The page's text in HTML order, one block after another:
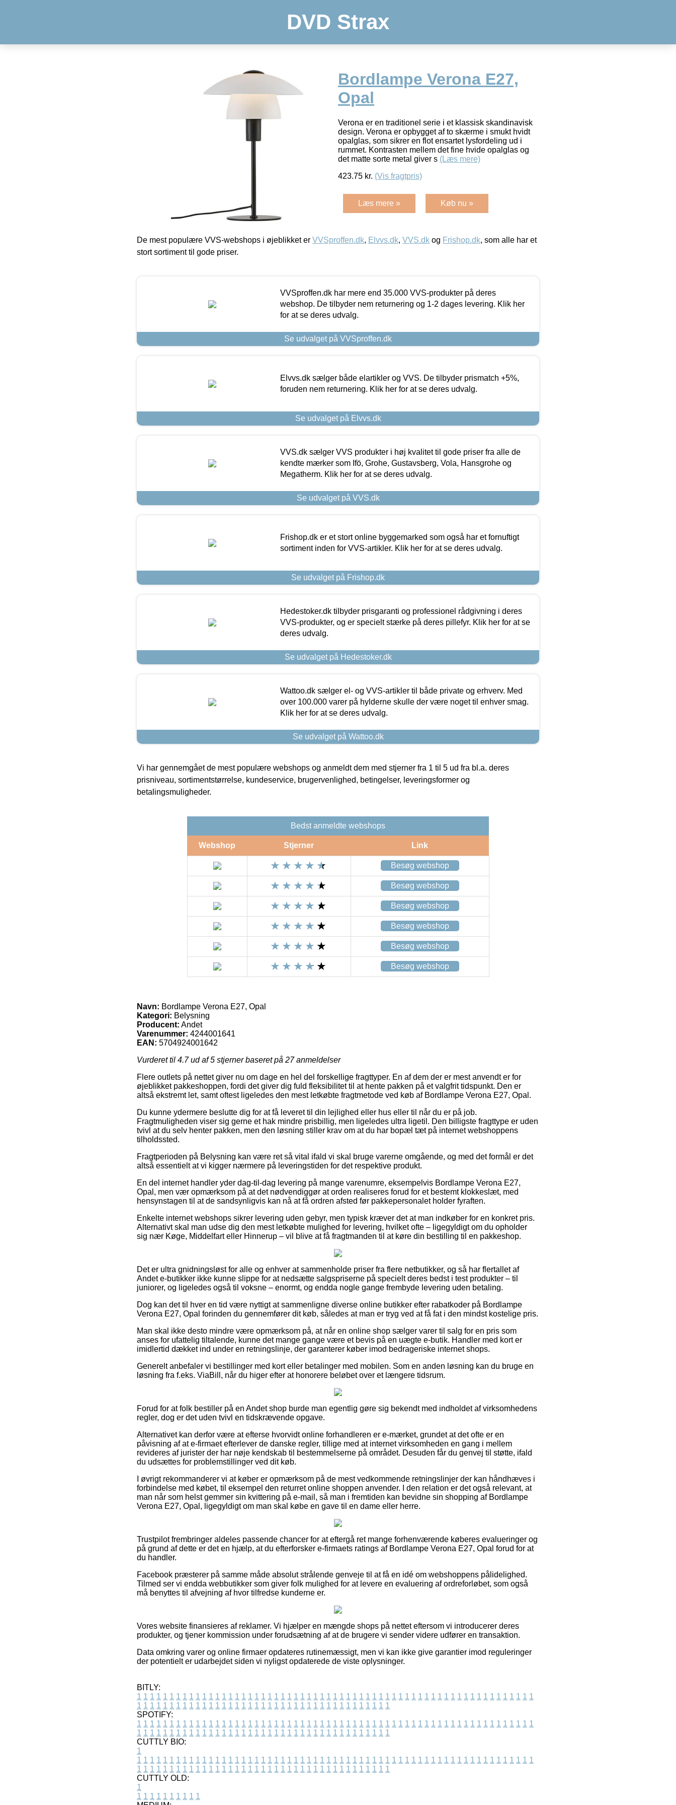
DVD Strax
Bordlampe Verona E27,
Opal
Verona er en traditionel serie i et klassisk skandinavisk
design. Verona er opbygget af to skærme i smukt hvidt
opalglas, som sikrer en flot ensartet lysfordeling ud i
rummet. Kontrasten mellem det fine hvide opalglas og
det matte sorte metal giver s (Læs mere)
423.75 kr. (Vis fragtpris)
Læs mere » Køb nu »
De mest populære VVS-webshops i øjeblikket er VVSproffen.dk, Elvvs.dk, VVS.dk og Frishop.dk, som alle har et
stort sortiment til gode priser.
VVSproffen.dk har mere end 35.000 VVS-produkter på deres
webshop. De tilbyder nem returnering og 1-2 dages levering. Klik her
for at se deres udvalg.
Se udvalget på VVSproffen.dk
Elvvs.dk sælger både elartikler og VVS. De tilbyder prismatch +5%,
foruden nem returnering. Klik her for at se deres udvalg.
Se udvalget på Elvvs.dk
VVS.dk sælger VVS produkter i høj kvalitet til gode priser fra alle de
kendte mærker som Ifö, Grohe, Gustavsberg, Vola, Hansgrohe og
Megatherm. Klik her for at se deres udvalg.
Se udvalget på VVS.dk
Frishop.dk er et stort online byggemarked som også har et fornuftigt
sortiment inden for VVS-artikler. Klik her for at se deres udvalg.
Se udvalget på Frishop.dk
Hedestoker.dk tilbyder prisgaranti og professionel rådgivning i deres
VVS-produkter, og er specielt stærke på deres pillefyr. Klik her for at se
deres udvalg.
Se udvalget på Hedestoker.dk
Wattoo.dk sælger el- og VVS-artikler til både private og erhverv. Med
over 100.000 varer på hylderne skulle der være noget til enhver smag.
Klik her for at se deres udvalg.
Se udvalget på Wattoo.dk
Vi har gennemgået de mest populære webshops og anmeldt dem med stjerner fra 1 til 5 ud fra bl.a. deres
prisniveau, sortimentstørrelse, kundeservice, brugervenlighed, betingelser, leveringsformer og
betalingsmuligheder.
Bedst anmeldte webshops
Webshop Stjerner Link
Besøg webshop
Besøg webshop
Besøg webshop
Besøg webshop
Besøg webshop
Besøg webshop
Navn: Bordlampe Verona E27, Opal
Kategori: Belysning
Producent: Andet
Varenummer: 4244001641
EAN: 5704924001642
Vurderet til 4.7ud af 5 stjerner baseret på 27anmeldelser
Flere outlets på nettet giver nu om dage en hel del forskellige fragttyper. En af dem der er mest anvendt er for
øjeblikket pakkeshoppen, fordi det giver dig fuld fleksibilitet til at hente pakken på et valgfrit tidspunkt. Den er
altså ekstremt let, samt oftest ligeledes den mest letkøbte fragtmetode ved køb af Bordlampe Verona E27, Opal.
Du kunne ydermere beslutte dig for at få leveret til din lejlighed eller hus eller til når du er på job.
Fragtmuligheden viser sig gerne et hak mindre prisbillig, men ligeledes ultra ligetil. Den billigste fragttype er uden
tvivl at du selv henter pakken, men den løsning stiller krav om at du har bopæl tæt på internet webshoppens
tilholdssted.
Fragtperioden på Belysning kan være ret så vital ifald vi skal bruge varerne omgående, og med det formål er det
altså essentielt at vi kigger nærmere på leveringstiden for det respektive produkt.
En del internet handler yder dag-til-dag levering på mange varenumre, eksempelvis Bordlampe Verona E27,
Opal, men vær opmærksom på at det nødvendiggør at orden realiseres forud for et bestemt klokkeslæt, med
hensynstagen til at de sandsynligvis kan nå at få ordren afsted før pakkepersonalet holder fyraften.
Enkelte internet webshops sikrer levering uden gebyr, men typisk kræver det at man indkøber for en konkret pris.
Alternativt skal man udse dig den mest letkøbte mulighed for levering, hvilket ofte – ligegyldigt om du opholder
sig nær Køge, Middelfart eller Hinnerup – vil blive at få fragtmanden til at køre din bestilling til en pakkeshop.
Det er ultra gnidningsløst for alle og enhver at sammenholde priser fra flere netbutikker, og så har flertallet af
Andet e-butikker ikke kunne slippe for at nedsætte salgspriserne på specielt deres bedst i test produkter – til
juniorer, og ligeledes også til voksne – enormt, og endda nogle gange frembyde levering uden betaling.
Dog kan det til hver en tid være nyttigt at sammenligne diverse online butikker efter rabatkoder på Bordlampe
Verona E27, Opal forinden du gennemfører dit køb, således at man er tryg ved at få fat i den mindst kostelige pris.
Man skal ikke desto mindre være opmærksom på, at når en online shop sælger varer til salg for en pris som
anses for ufattelig tiltalende, kunne det mange gange være et bevis på en uægte e-butik. Handler med kort er
imidlertid dækket ind under en retningslinje, der garanterer køber imod bedrageriske internet shops.
Generelt anbefaler vi bestillinger med kort eller betalinger med mobilen. Som en anden løsning kan du bruge en
løsning fra f.eks. ViaBill, når du higer efter at honorere beløbet over et længere tidsrum.
Forud for at folk bestiller på en Andet shop burde man egentlig gøre sig bekendt med indholdet af virksomhedens
regler, dog er det uden tvivl en tidskrævende opgave.
Alternativet kan derfor være at efterse hvorvidt online forhandleren er e-mærket, grundet at det ofte er en
påvisning af at e-firmaet efterlever de danske regler, tillige med at internet virksomheden en gang i mellem
revideres af jurister der har nøje kendskab til bestemmelserne på området. Desuden får du genvej til støtte, ifald
du udsættes for problemstillinger ved dit køb.
I øvrigt rekommanderer vi at køber er opmærksom på de mest vedkommende retningslinjer der kan håndhæves i
forbindelse med købet, til eksempel den returret online shoppen anvender. I den relation er det også relevant, at
man når som helst gemmer sin kvittering på e-mail, så man i fremtiden kan bevidne sin shopping af Bordlampe
Verona E27, Opal, ligegyldigt om man skal købe en gave til en dame eller herre.
Trustpilot frembringer aldeles passende chancer for at eftergå ret mange forhenværende køberes evalueringer og
på grund af dette er det en hjælp, at du efterforsker e-firmaets ratings af Bordlampe Verona E27, Opal forud for at
du handler.
Facebook præsterer på samme måde absolut strålende genveje til at få en idé om webshoppens pålidelighed.
Tilmed ser vi endda webbutikker som giver folk mulighed for at levere en evaluering af ordreforløbet, som også
må benyttes til afvejning af hvor tilfredse kunderne er.
Vores website finansieres af reklamer. Vi hjælper en mængde shops på nettet eftersom vi introducerer deres
produkter, og tjener kommission under forudsætning af at de brugere vi sender videre udfører en transaktion.
Data omkring varer og online firmaer opdateres rutinemæssigt, men vi kan ikke give garantier imod reguleringer
der potentielt er udarbejdet siden vi nyligst opdaterede de viste oplysninger.
BITLY:
1 1 1 1 1 1 1 1 1 1 1 1 1 1 1 1 1 1 1 1 1 1 1 1 1 1 1 1 1 1 1 1 1 1 1 1 1 1 1 1 1 1 1 1 1 1 1 1 1 1 1 1 1 1 1 1 1 1 1 1 1
1 1 1 1 1 1 1 1 1 1 1 1 1 1 1 1 1 1 1 1 1 1 1 1 1 1 1 1 1 1 1 1 1 1 1 1 1 1 1
SPOTIFY:
1 1 1 1 1 1 1 1 1 1 1 1 1 1 1 1 1 1 1 1 1 1 1 1 1 1 1 1 1 1 1 1 1 1 1 1 1 1 1 1 1 1 1 1 1 1 1 1 1 1 1 1 1 1 1 1 1 1 1 1 1
1 1 1 1 1 1 1 1 1 1 1 1 1 1 1 1 1 1 1 1 1 1 1 1 1 1 1 1 1 1 1 1 1 1 1 1 1 1 1
CUTTLY BIO:
1
1 1 1 1 1 1 1 1 1 1 1 1 1 1 1 1 1 1 1 1 1 1 1 1 1 1 1 1 1 1 1 1 1 1 1 1 1 1 1 1 1 1 1 1 1 1 1 1 1 1 1 1 1 1 1 1 1 1 1 1 1
1 1 1 1 1 1 1 1 1 1 1 1 1 1 1 1 1 1 1 1 1 1 1 1 1 1 1 1 1 1 1 1 1 1 1 1 1 1 1
CUTTLY OLD:
1
1 1 1 1 1 1 1 1 1 1